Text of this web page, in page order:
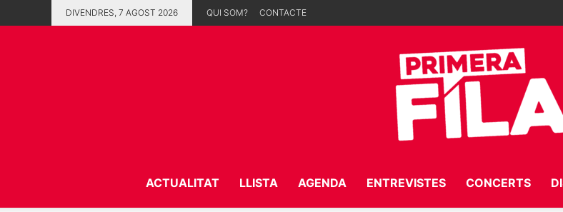
DIVENDRES, 7 AGOST 2026 QUI SOM? CONTACTE
ACTUALITAT LLISTA AGENDA ENTREVISTES CONCERTS